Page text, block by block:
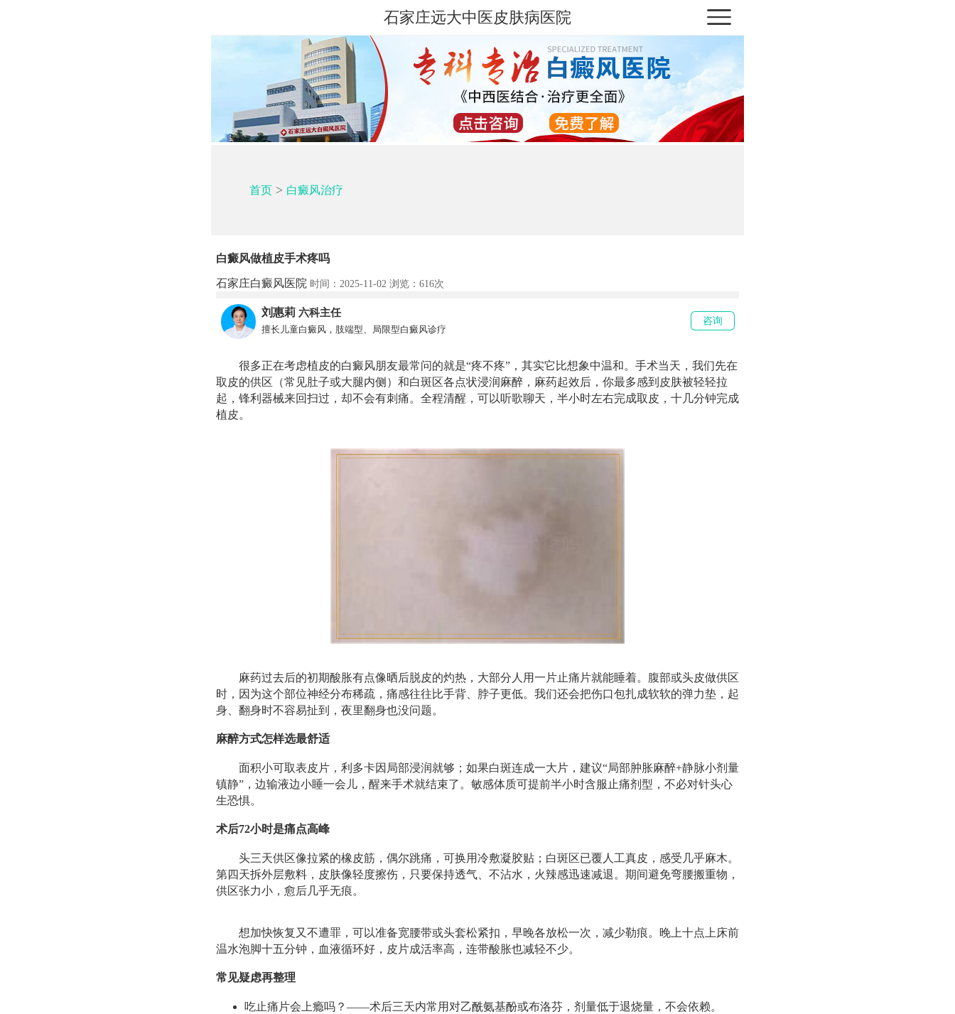
石家庄远大中医皮肤病医院
首页> 白癜风治疗
白癜风做植皮手术疼吗
石家庄白癜风医院 时间：2025-11-02 浏览： 616次
刘惠莉 六科主任
擅长儿童白癜风，肢端型、局限型白癜风诊疗
咨询
很多正在考虑植皮的白癜风朋友最常问的就是“疼不疼”，其实它比想象中温和。手术当天，我们先在
取皮的供区（常见肚子或大腿内侧）和白斑区各点状浸润麻醉，麻药起效后，你最多感到皮肤被轻轻拉
起，锋利器械来回扫过，却不会有刺痛。全程清醒，可以听歌聊天，半小时左右完成取皮，十几分钟完成
植皮。
麻药过去后的初期酸胀有点像晒后脱皮的灼热，大部分人用一片止痛片就能睡着。腹部或头皮做供区
时，因为这个部位神经分布稀疏，痛感往往比手背、脖子更低。我们还会把伤口包扎成软软的弹力垫，起
身、翻身时不容易扯到，夜里翻身也没问题。
麻醉方式怎样选最舒适
面积小可取表皮片，利多卡因局部浸润就够；如果白斑连成一大片，建议“局部肿胀麻醉+静脉小剂量
镇静”，边输液边小睡一会儿，醒来手术就结束了。敏感体质可提前半小时含服止痛剂型，不必对针头心
生恐惧。
术后72小时是痛点高峰
头三天供区像拉紧的橡皮筋，偶尔跳痛，可换用冷敷凝胶贴；白斑区已覆人工真皮，感受几乎麻木。
第四天拆外层敷料，皮肤像轻度擦伤，只要保持透气、不沾水，火辣感迅速减退。期间避免弯腰搬重物，
供区张力小，愈后几乎无痕。
想加快恢复又不遭罪，可以准备宽腰带或头套松紧扣，早晚各放松一次，减少勒痕。晚上十点上床前
温水泡脚十五分钟，血液循环好，皮片成活率高，连带酸胀也减轻不少。
常见疑虑再整理
吃止痛片会上瘾吗？——术后三天内常用对乙酰氨基酚或布洛芬，剂量低于退烧量，不会依赖。